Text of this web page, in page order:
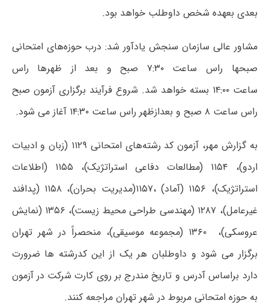
بعدی بعهده شخص داوطلب خواهد بود.
مشاور عالی سازمان سنجش یادآور شد: درب حوزه‌های امتحانی
صبحها راس ساعت ۷:۳۰ صبح و بعد از ظهرها راس
ساعت ۱۴:۰۰ بسته خواهد شد. شروع فرآیند برگزاری آزمون صبح
راس ساعت ۸ صبح و بعدازظهر راس ساعت ۱۴:۳۰ آغاز می شود.
به گزارش مهر، آزمون‌ کد رشته‌‌های امتحانی ۱۱۲۹ (زبان و ادبیات
اردو)، ۱۱۵۴ (مطالعات دفاعی استراتژیک)، ۱۱۵۵ (اطلاعات
استراتژیک)، ۱۱۵۶ (آماد) ،۱۱۵۷(مدیریت بحران)، ۱۱۵۸ (پدافند
غیرعامل)، ۱۲۸۷ (مهندسی طراحی محیط زیست)، ۱۳۵۶ (نمایش
عروسکی)، ‌‌۱۳۶۰ (مجموعه موسیقی‌)، منحصراً در شهر ‌تهران‌
برگزار می شود و داوطلبان‌ هر یک از این کدرشته ها ضرورت‌
دارد براساس‌ آدرس و تاریخ مندرج بر روی کارت شرکت در آزمون
به حوزه امتحانی مربوط در شهر تهران مراجعه کنند.